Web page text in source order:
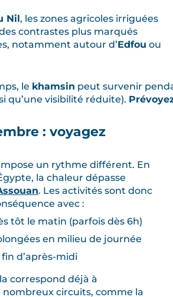
Nil, les zones agricoles irriguées
contrastes plus marqués
notamment autour d’Edfou ou
le khamsin peut survenir
qu’une visibilité réduite).
: voyagez
un rythme différent. En
la chaleur dépasse
. Les activités sont donc
avec :
tôt le matin (parfois dès 6h)
en milieu de journée
d’après-midi
correspond déjà à
nombreux circuits, comme la